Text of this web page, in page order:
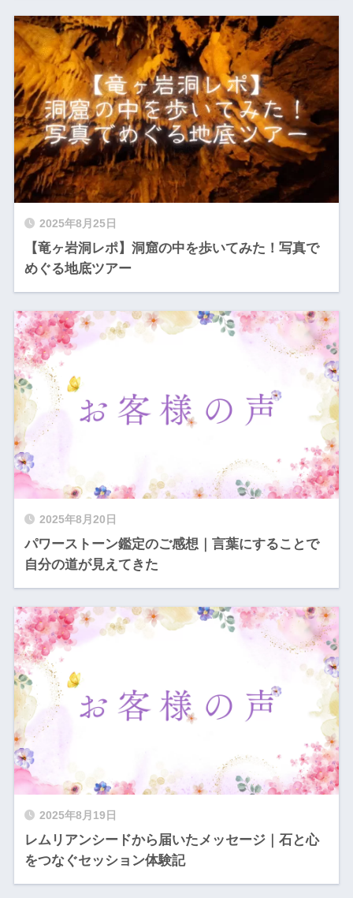
2025年8月25日
【竜ヶ岩洞レポ】洞窟の中を歩いてみた！写真で
めぐる地底ツアー
2025年8月20日
パワーストーン鑑定のご感想｜言葉にすることで
自分の道が見えてきた
2025年8月19日
レムリアンシードから届いたメッセージ｜石と心
をつなぐセッション体験記